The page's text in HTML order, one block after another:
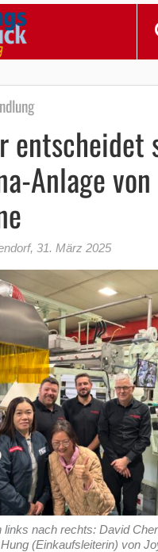
entscheidet
Anlage von
, 31. März 2025
links nach rechts: David
(Einkaufsleiterin) von